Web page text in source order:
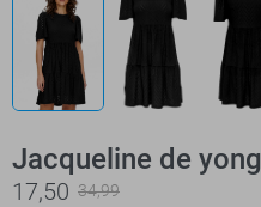
Jacqueline de yong
17,50 34,99